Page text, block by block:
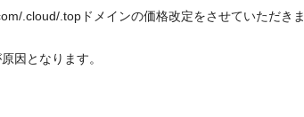
.cloud/.topドメインの価格改定をさせていただきま
因となります。